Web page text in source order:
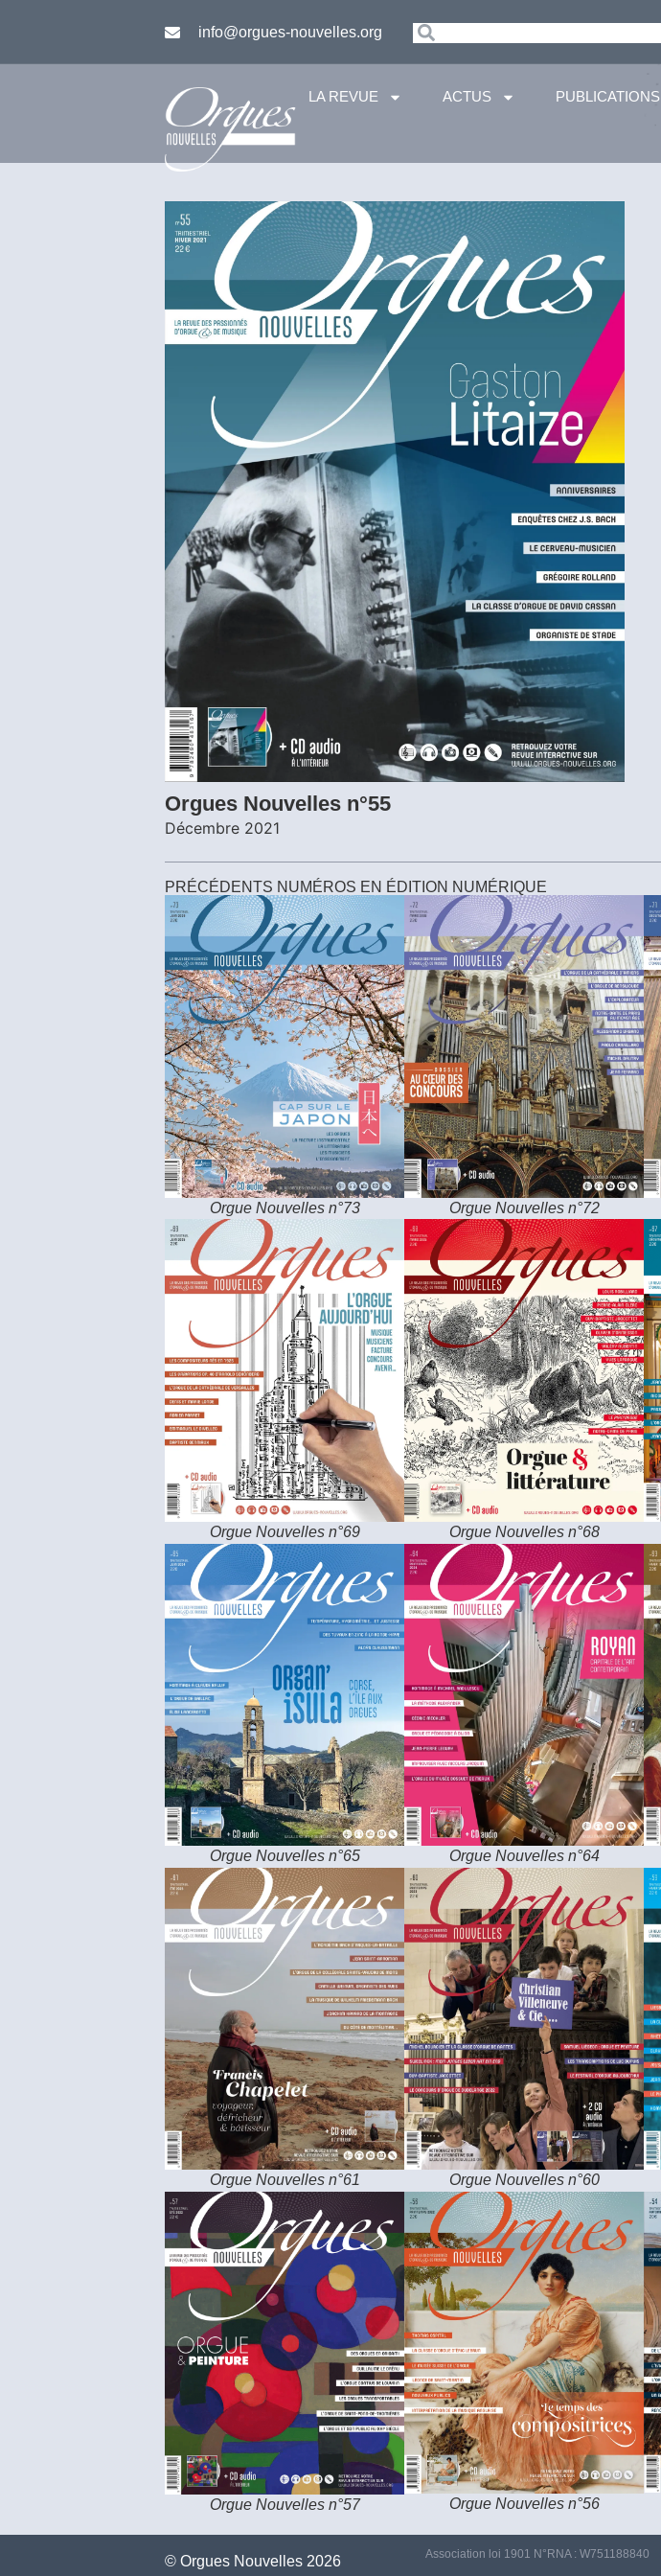
info@orgues-nouvelles.org
LA REVUE ACTUS PUBLICATIONS
Orgues Nouvelles n°55
Décembre 2021
PRÉCÉDENTS NUMÉROS EN ÉDITION NUMÉRIQUE
Orgue Nouvelles n°73 Orgue Nouvelles n°72
Orgue Nouvelles n°69 Orgue Nouvelles n°68
Orgue Nouvelles n°65 Orgue Nouvelles n°64
Orgue Nouvelles n°61 Orgue Nouvelles n°60
Orgue Nouvelles n°57 Orgue Nouvelles n°56
©️ Orgues Nouvelles 2026 Association loi 1901 N°RNA : W751188840